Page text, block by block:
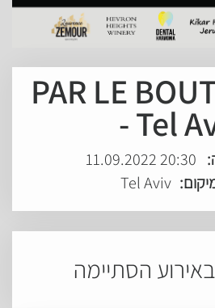
PAR LE
- Tel
20:30 11.09.2022
Tel Aviv
הסתיימה